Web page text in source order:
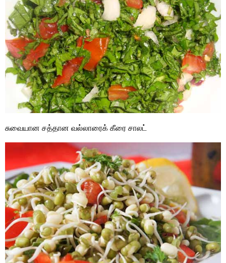
சுவையான சத்தான வல்லாரைக் கீரை சாலட்